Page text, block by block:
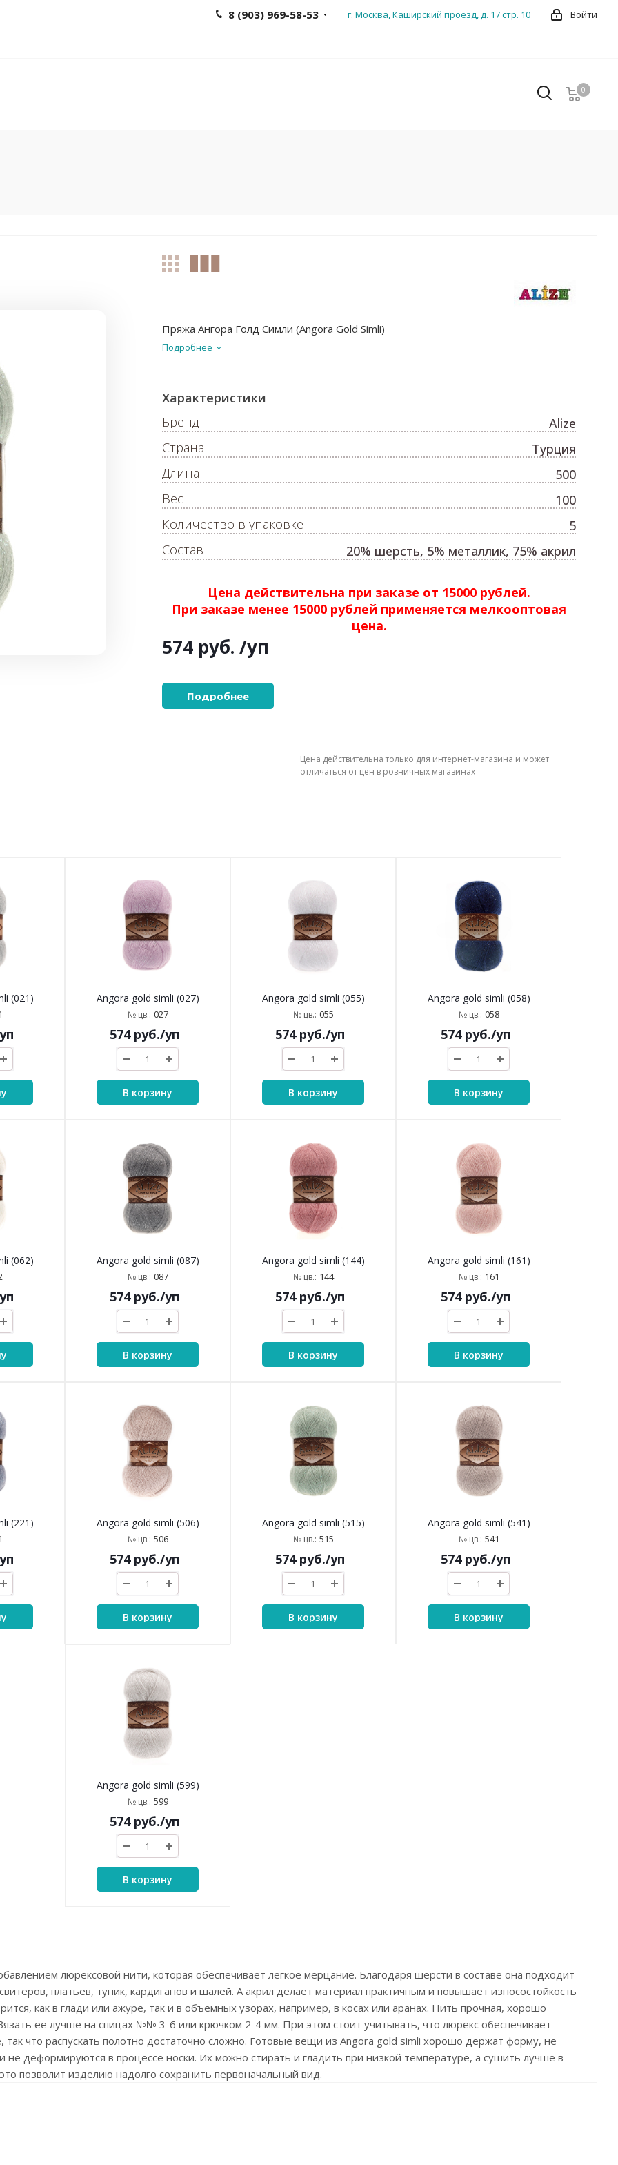
Войти
г. Москва, Каширский проезд, д. 17 стр. 10
8 (903) 969-58-53
0
0
Пряжа Ангора Голд Симли (Angora Gold Simli)
Подробнее
Цена действительна при заказе от 15000 рублей.
При заказе менее 15000 рублей применяется мелкооптовая
цена.
574 руб. /уп
Подробнее
Характеристики
Бренд
Alize
Страна
Турция
Длина
500
Вес
100
Количество в упаковке
5
Состав
20% шерсть, 5% металлик, 75% акрил
Цена действительна только для интернет-магазина и может
отличаться от цен в розничных магазинах
(021) Angora gold simli (027)
№ цв.: 027
574руб./уп
В корзину
Angora gold simli (055)
№ цв.: 055
574руб./уп
В корзину
Angora gold simli (058)
№ цв.: 058
574руб./уп
В корзину
(062) Angora gold simli (087)
№ цв.: 087
574руб./уп
В корзину
Angora gold simli (144)
№ цв.: 144
574руб./уп
В корзину
Angora gold simli (161)
№ цв.: 161
574руб./уп
В корзину
(221) Angora gold simli (506)
№ цв.: 506
574руб./уп
В корзину
Angora gold simli (515)
№ цв.: 515
574руб./уп
В корзину
Angora gold simli (541)
№ цв.: 541
574руб./уп
В корзину
Angora gold simli (599)
№ цв.: 599
574руб./уп
В корзину
люрексовой нити, которая обеспечивает легкое мерцание. Благодаря шерсти в составе она подходит
платьев, туник, кардиганов и шалей. А акрил делает материал практичным и повышает износостойкость
как в глади или ажуре, так и в объемных узорах, например, в косах или аранах. Нить прочная, хорошо
ее лучше на спицах №№ 3-6 или крючком 2-4 мм. При этом стоит учитывать, что люрекс обеспечивает
что распускать полотно достаточно сложно. Готовые вещи из Angora gold simli хорошо держат форму, не
не деформируются в процессе носки. Их можно стирать и гладить при низкой температуре, а сушить лучше в
позволит изделию надолго сохранить первоначальный вид.